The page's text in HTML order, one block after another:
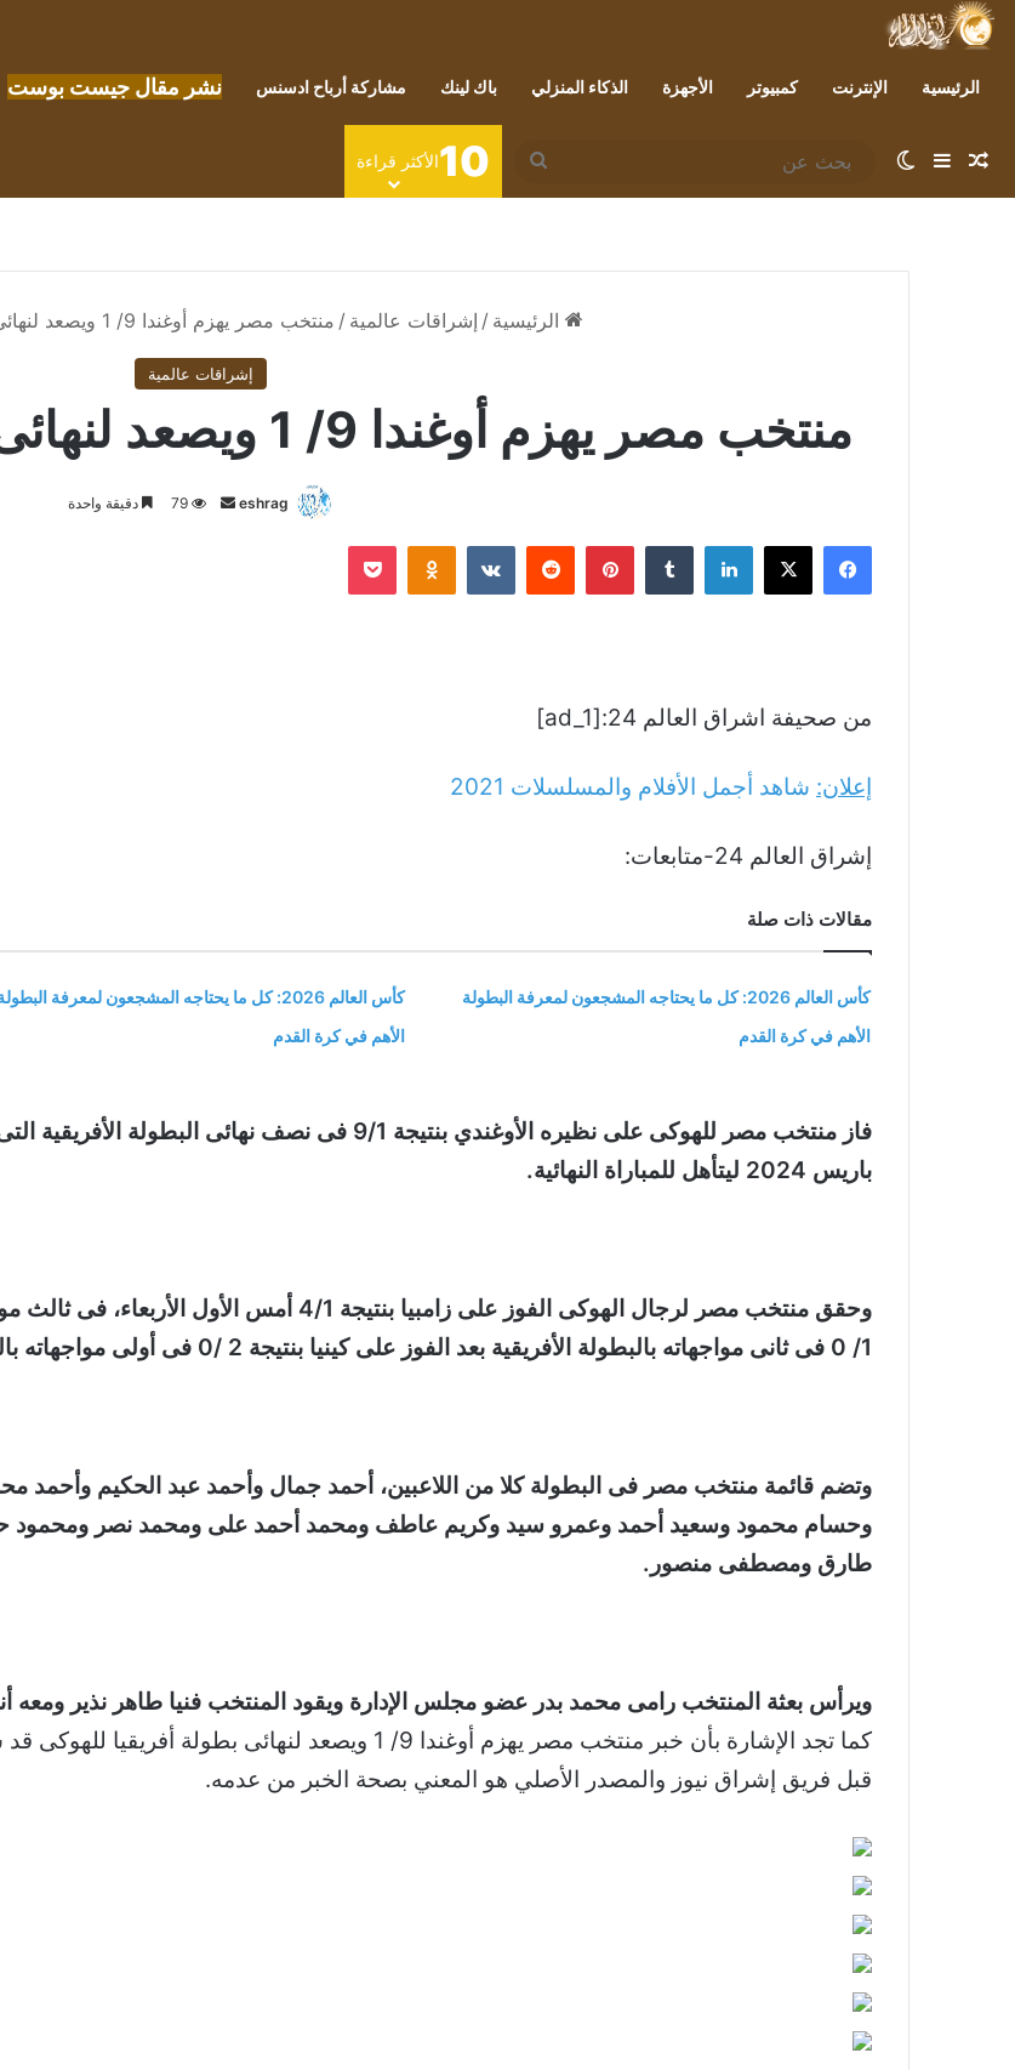
الرئيسية الإنترنت كمبيوتر الأجهزة الذكاء المنزلي باك لينك مشاركة أرباح ادسنس نشر مقال جيست بوست
مقال عشوائي
إضافة عمود جانبي
الوضع المظلم
بحث
عن
10الأكثر قراءة
الرئيسية / إشراقات عالمية / منتخب مصر يهزم أوغندا 9/ 1 ويصعد لنهائى بطولة أفريقيا للهوكى
إشراقات عالمية
منتخب مصر يهزم أوغندا 9/ 1 ويصعد لنهائى بطولة أفريقيا للهوكى
eshrag
أرسل 79 دقيقة واحدة
فيسبوك
‫X لينكدإن بينتيريست Odnoklassniki
‫Pocket
من صحيفة اشراق العالم 24:[ad_1]
إعلان: شاهد أجمل الأفلام والمسلسلات 2021
إشراق العالم 24-متابعات:
مقالات ذات صلة
كأس العالم 2026: كل ما يحتاجه المشجعون لمعرفة البطولة
الأهم في كرة القدم
كأس العالم 2026: كل ما يحتاجه المشجعون لمعرفة
الأهم في كرة القدم
فاز منتخب مصر للهوكى على نظيره الأوغندي بنتيجة 9/1 فى نصف
باريس 2024 ليتأهل للمباراة النهائية.
وحقق منتخب مصر لرجال الهوكى الفوز على زامبيا بنتيجة 4/1 أمس الأول الأربعاء، فى ثالث مواجهاته بالبطولة الأفريقية،
1/ 0 فى ثانى مواجهاته بالبطولة الأفريقية بعد الفوز على كينيا بنتيجة 2 /0 فى أولى مواجهاته بالبطولة.
وتضم قائمة منتخب مصر فى البطولة كلا من اللاعبين، أحمد جمال وأحمد عبد الحكيم
وحسام محمود وسعيد أحمد وعمرو سيد وكريم عاطف ومحمد أحمد على ومحمد نصر
طارق ومصطفى منصور.
ويرأس بعثة المنتخب رامى محمد بدر عضو مجلس الإدارة ويقود المنتخب فنيا طاهر نذير
كما تجد الإشارة بأن خبر منتخب مصر يهزم أوغندا 9/ 1 ويصعد
قبل فريق إشراق نيوز والمصدر الأصلي هو المعني بصحة الخبر من عدمه.